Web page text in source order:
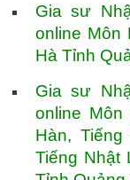
Gia sư
online Môn
Hà Tỉnh
Gia sư
online Môn
Hàn,
Tiếng Nhật